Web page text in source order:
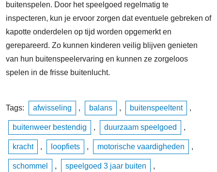
buitenspelen. Door het speelgoed regelmatig te
inspecteren, kun je ervoor zorgen dat eventuele gebreken of
kapotte onderdelen op tijd worden opgemerkt en
gerepareerd. Zo kunnen kinderen veilig blijven genieten
van hun buitenspeelervaring en kunnen ze zorgeloos
spelen in de frisse buitenlucht.
Tags: afwisseling , balans , buitenspeeltent ,
buitenweer bestendig , duurzaam speelgoed ,
kracht , loopfiets , motorische vaardigheden ,
schommel , speelgoed 3 jaar buiten ,